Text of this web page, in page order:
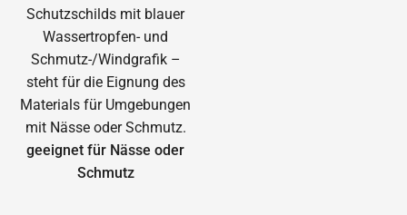
geeignet für Nässe oder
Schmutz